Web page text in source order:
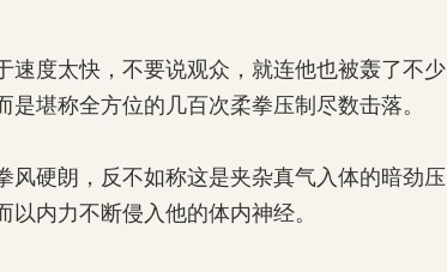
度太快，不要说观众，就连他也被轰了不少
堪称全方位的几百次柔拳压制尽数击落。
硬朗，反不如称这是夹杂真气入体的暗劲压
内力不断侵入他的体内神经。